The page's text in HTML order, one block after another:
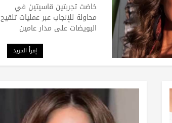
خاضت تجربتين قاسيتين في
محاولة للإنجاب عبر عمليات تلقيح
البويضات على مدار عامين
إقرأ المزيد